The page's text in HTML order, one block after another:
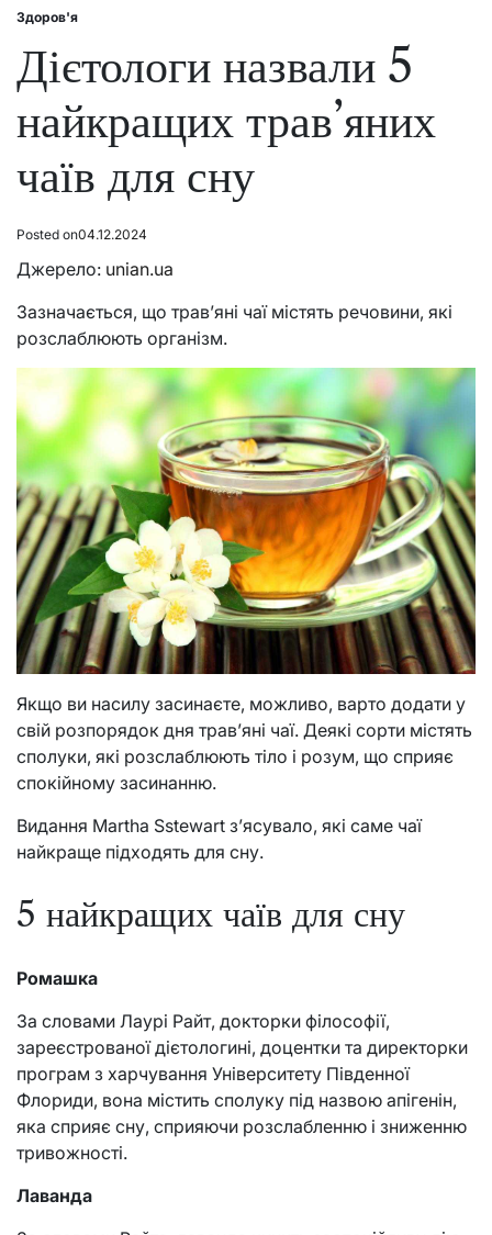
Posted
Здоров'я
Дієтологи назвали 5
найкращих трав’яних
чаїв для сну
Posted on04.12.2024
Джерело: unian.ua
Зазначається, що трав’яні чаї містять речовини, які
розслаблюють організм.
Якщо ви насилу засинаєте, можливо, варто додати у
свій розпорядок дня трав’яні чаї. Деякі сорти містять
сполуки, які розслаблюють тіло і розум, що сприяє
спокійному засинанню.
Видання Martha Sstewart з’ясувало, які саме чаї
найкраще підходять для сну.
5 найкращих чаїв для сну
Ромашка
За словами Лаурі Райт, докторки філософії,
зареєстрованої дієтологині, доцентки та директорки
програм з харчування Університету Південної
Флориди, вона містить сполуку під назвою апігенін,
яка сприяє сну, сприяючи розслабленню і зниженню
тривожності.
Лаванда